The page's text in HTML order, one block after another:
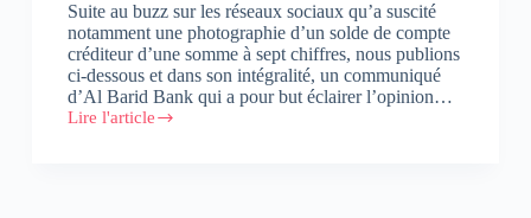
Suite au buzz sur les réseaux sociaux qu’a suscité
notamment une photographie d’un solde de compte
créditeur d’une somme à sept chiffres, nous publions
ci-dessous et dans son intégralité, un communiqué
d’Al Barid Bank qui a pour but éclairer l’opinion…
Lire l'article
Incident